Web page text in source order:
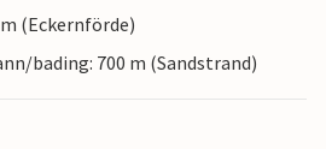
(Eckernförde)
bading: 700 m (Sandstrand)